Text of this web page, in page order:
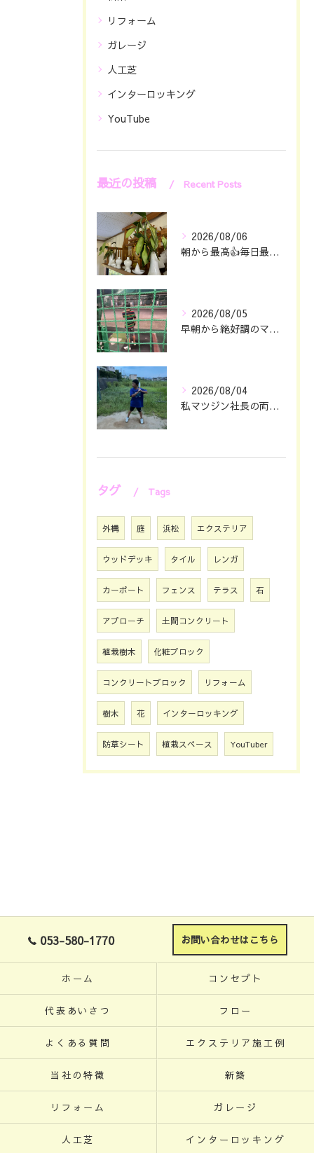
リフォーム
ガレージ
人工芝
インターロッキング
YouTube
最近の投稿 Recent Posts
2026/08/06
朝から最高👍毎日最幸の😁マツジン社長でございます🤗
2026/08/05
早朝から絶好調のマツジン社長でございます✌️😁
2026/08/04
私マツジン社長の両親が色々あって🖐️息子仁は自主練していたと...
タグ Tags
外構 庭 浜松 エクステリア
ウッドデッキ タイル レンガ
カーポート フェンス テラス 石
アプローチ 土間コンクリート
植栽樹木 化粧ブロック
コンクリートブロック リフォーム
樹木 花 インターロッキング
防草シート 植栽スペース YouTuber
053-580-1770 お問い合わせはこちら
ホーム コンセプト
代表あいさつ フロー
よくある質問 エクステリア施工例
当社の特徴 新築
リフォーム ガレージ
人工芝 インターロッキング